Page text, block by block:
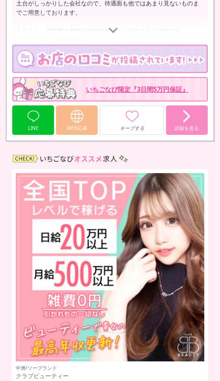
土台がしっかりした会社なので、待遇面も他ではあまり見ないものま
でご用意しております。
もちろん、保育園の書類や源泉徴収なども出すことも可能です。
いちごなび限定『3日間5万円保証』
LINE WEB応募 キープする 詳細を見る
中洲/ソープランド
クラブビューティー